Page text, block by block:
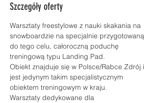
Szczegóły oferty
Warsztaty freestylowe z nauki skakania na
snowboardzie na specjalnie przygotowaną
do tego celu, całoroczną poduchę
treningową typu Landing Pad.
Obiekt znajduje się w Polsce/Rabce Zdrój i
jest jedynym takim specjalistycznym
obiektem treningowym w kraju.
Warsztaty dedykowane dla